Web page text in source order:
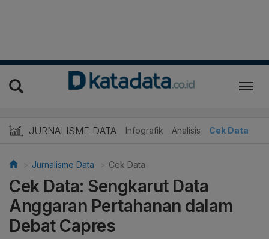
JURNALISME DATA Infografik Analisis Cek Data
Jurnalisme Data Cek Data
Cek Data: Sengkarut Data
Anggaran Pertahanan dalam
Debat Capres